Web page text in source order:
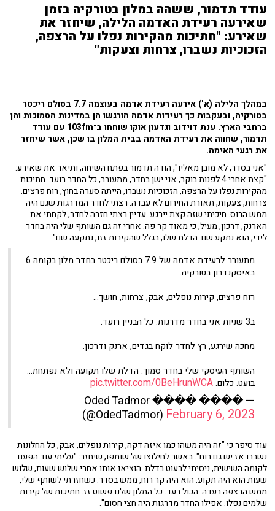
עודד תדמור, ששהה במלון בטורקיה בזמן
שאירעה רעידת האדמה הלילה, שיחזר את
שאירע: "חתיכות מהקירות נפלו על הרצפה,
הזכוכיות נשברו, צרחות וצעקות"
במהלך הלילה (א') אירעה רעידת אדמה בעוצמה 7.7 בסולם ריכטר
בטורקיה, ובעקבות כך רעידות אדמה הורגשו הן במדינות הסמוכות והן
ברחבי הארץ. ענת דוידוב וגדעון אוקו שוחחו ב־103fm עם עודד
תדמור, שחווה את רעידת האדמה בבית המלון בו שכן, אשר שיחזר
את רגעי האימה.
"אני בסדר, לא מובן מאליו", הודה תדמור בפתח השיחה, ותיאר את שאירע:
"קצת אחרי 4 לפנות בוקר, אני ישן בחדר, מתעורר, כל החדר רועד. חתיכות
מהקירות נפלו על הרצפה, הזכוכיות נשברו, הייתה סערה בחוץ, רוח פרצים.
צרחות, צעקות, תאורת החירום לא עבדה. רצתי לחדר המדרגות שגם היה
ממש הרוס. חיכיתי שזה קצת יירגע. עדיין רצתי חזרה לחדר, לקחתי את
הארנק, דרכון, מעיל, כי מאוד קר פה. אחרי זה גם השותף שלי היה בחדר
לידי, הוא נתקע שם. הדלת שלו, בגלל שהקירות זזו, נתקעה שם".
מתעורר לרעידת אדמה של 7.9 בסולם ריכטר בחדר מלון בקומה 6
באיסקנדרון בטורקיה.
רוח פרצים, קירות נופלים, אבק, צרחות, חושך…
ב3 שניות אני בחדר מדרגות. כל הבניין רועד.
מחכה שירגע, רץ לחדר לוקח בגדים, ארנק ודרכון.
השותף העיסקי שלי בחדר סמוך. הדלת שלו תקועה ולא נפתחת…
בועט. כלום.pic.twitter.com/0BeHrunWCA
— ���� Oded Tadmor ����
(@OdedTadmor) February 6, 2023
עוד סיפר כי "זה היה משהו כמו איזה דקה, קירות נופלים, אבק, כל החלונות
נשברו אז יש גם רוח". באשר לחילוצו של שותפו, שיחזר: "עליתי עוד הפעם
לקומה השישית, ניסיתי לבעוט בדלת. הוציאו אותו אחרי שלוש שעות, שלוש
שעות הוא היה תקוע. הוא היה קר רוח, ממש בסדר. כשחזרתי לשותף שלי,
ממש הרצפה רעדה. הכול רעד. כל המלון שלנו פשוט זז. חתיכות של קירות
שלמים נפלו. אפילו החדר מדרגות היה חצי חסום".